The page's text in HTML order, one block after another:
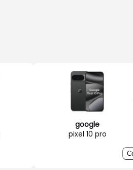
google
pixel 10 pro